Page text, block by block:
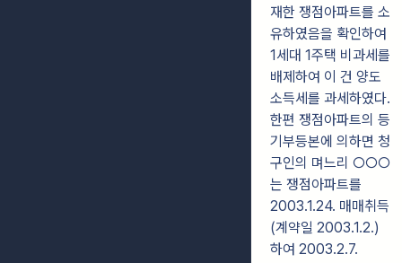
재한 쟁점아파트를 소
유하였음을 확인하여
1세대 1주택 비과세를
배제하여 이 건 양도
소득세를 과세하였다.
한편 쟁점아파트의 등
기부등본에 의하면 청
구인의 며느리 ○○○
는 쟁점아파트를
2003.1.24. 매매취득
(계약일 2003.1.2.)
하여 2003.2.7.